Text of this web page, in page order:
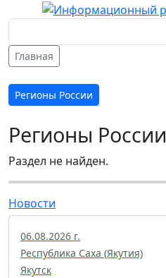
Главная
Регионы России
Регионы России
Раздел не найден.
Новости
06.08.2026 г.
Республика Саха (Якутия)
Якутск